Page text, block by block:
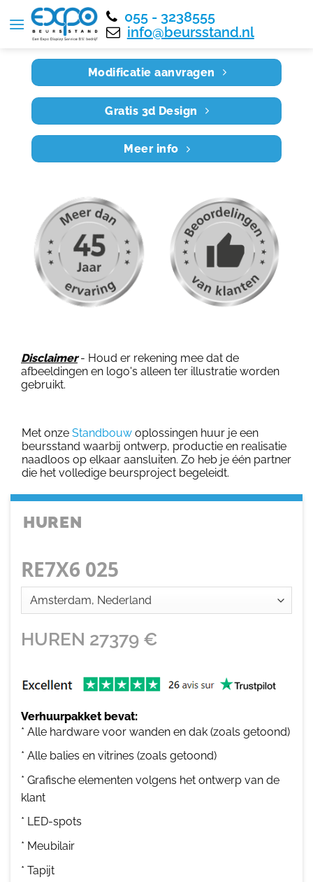
055 - 3238555
info@beursstand.nl
Home RE7X6 025
Modificatie aanvragen
Gratis 3d Design
Meer info
Disclaimer- Houd er rekening mee dat de
afbeeldingen en logo's alleen ter illustratie worden
gebruikt.
Met onze Standbouw oplossingen huur je een
beursstand waarbij ontwerp, productie en realisatie
naadloos op elkaar aansluiten. Zo heb je één partner
die het volledige beursproject begeleidt.
HUREN
RE7X6 025
HUREN 27379 €
Verhuurpakket bevat:
* Alle hardware voor wanden en dak (zoals getoond)
* Alle balies en vitrines (zoals getoond)
* Grafische elementen volgens het ontwerp van de
klant
* LED-spots
* Meubilair
* Tapijt